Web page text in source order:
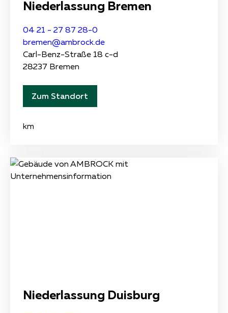
Niederlassung Bremen
04 21 - 27 87 28-0
bremen@ambrock.de
Carl-Benz-Straße 18 c-d
28237 Bremen
Zum Standort
km
Niederlassung Duisburg